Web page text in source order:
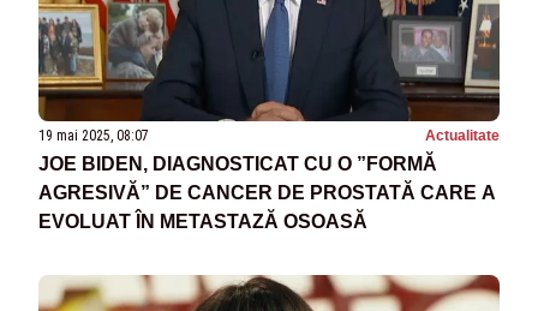
19 mai 2025, 08:07 Actualitate
JOE BIDEN, DIAGNOSTICAT CU O ”FORMĂ
AGRESIVĂ” DE CANCER DE PROSTATĂ CARE A
EVOLUAT ÎN METASTAZĂ OSOASĂ